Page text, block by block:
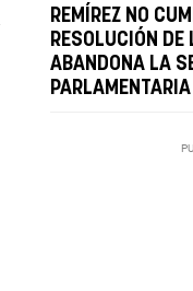
REMÍREZ NO
RESOLUCIÓN
ABANDONA LA
PARLAMENTARIA